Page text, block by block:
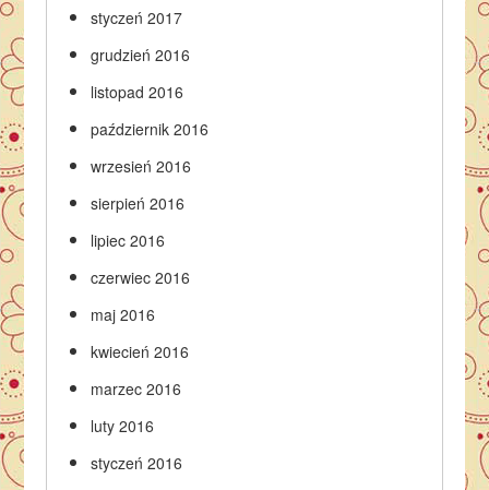
styczeń 2017
grudzień 2016
listopad 2016
październik 2016
wrzesień 2016
sierpień 2016
lipiec 2016
czerwiec 2016
maj 2016
kwiecień 2016
marzec 2016
luty 2016
styczeń 2016